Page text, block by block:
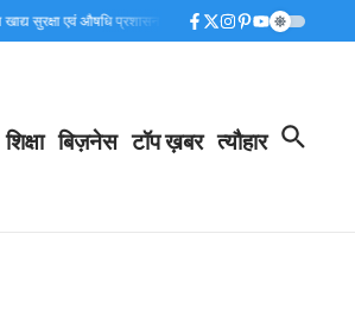
एवं औषधि प्रशासन ने चलाया सघन निरीक्षण अभियान…
शिक्षा बिज़नेस टॉप ख़बर त्यौहार